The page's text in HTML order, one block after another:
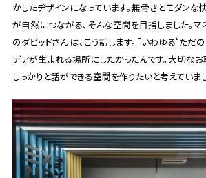
かしたデザインになっています。無骨さとモダンな
が自然につながる、そんな空間を目指しました。マ
のダビッドさん は、こう話します。「いわゆる“ただ
デアが生まれる場所にしたかったんです。大切なお
しっかりと話ができる空間を作りたいと考えていまし